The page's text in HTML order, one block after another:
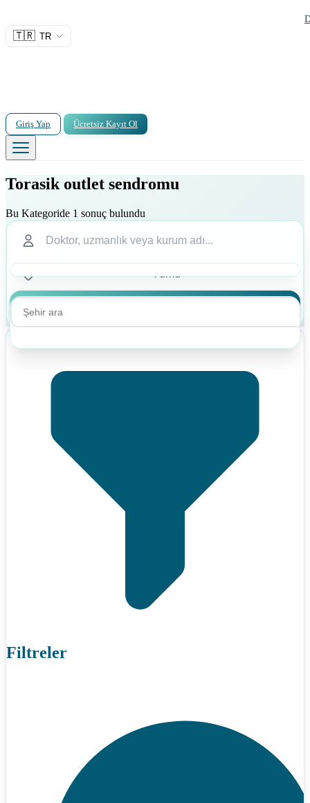
🇹🇷 TR
Giriş Yap Ücretsiz Kayıt Ol
Torasik outlet sendromu
Bu Kategoride 1 sonuç bulundu
Filtreler